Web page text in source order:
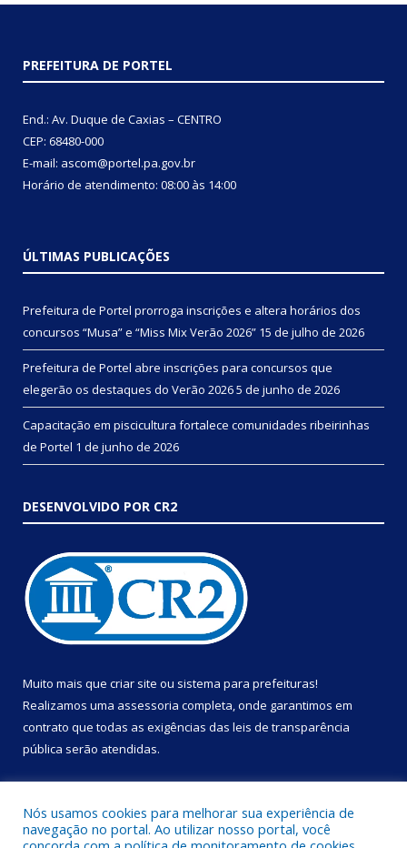
PREFEITURA DE PORTEL
End.: Av. Duque de Caxias – CENTRO
CEP: 68480-000
E-mail: ascom@portel.pa.gov.br
Horário de atendimento: 08:00 às 14:00
ÚLTIMAS PUBLICAÇÕES
Prefeitura de Portel prorroga inscrições e altera horários dos
concursos “Musa” e “Miss Mix Verão 2026” 15 de julho de 2026
Prefeitura de Portel abre inscrições para concursos que
elegerão os destaques do Verão 20265 de junho de 2026
Capacitação em piscicultura fortalece comunidades ribeirinhas
de Portel 1 de junho de 2026
DESENVOLVIDO POR CR2
Muito mais que criar site ou sistema para prefeituras!
Realizamos uma assessoria completa, onde garantimos em
contrato que todas as exigências das leis de transparência
pública serão atendidas.
Nós usamos cookies para melhorar sua experiência de
navegação no portal. Ao utilizar nosso portal, você